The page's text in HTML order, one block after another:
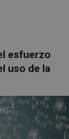
esfuerzo
uso de la